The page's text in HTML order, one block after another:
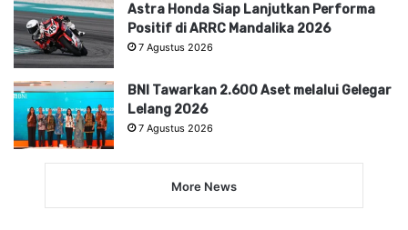
Astra Honda Siap Lanjutkan Performa
Positif di ARRC Mandalika 2026
7 Agustus 2026
BNI Tawarkan 2.600 Aset melalui Gelegar
Lelang 2026
7 Agustus 2026
More News